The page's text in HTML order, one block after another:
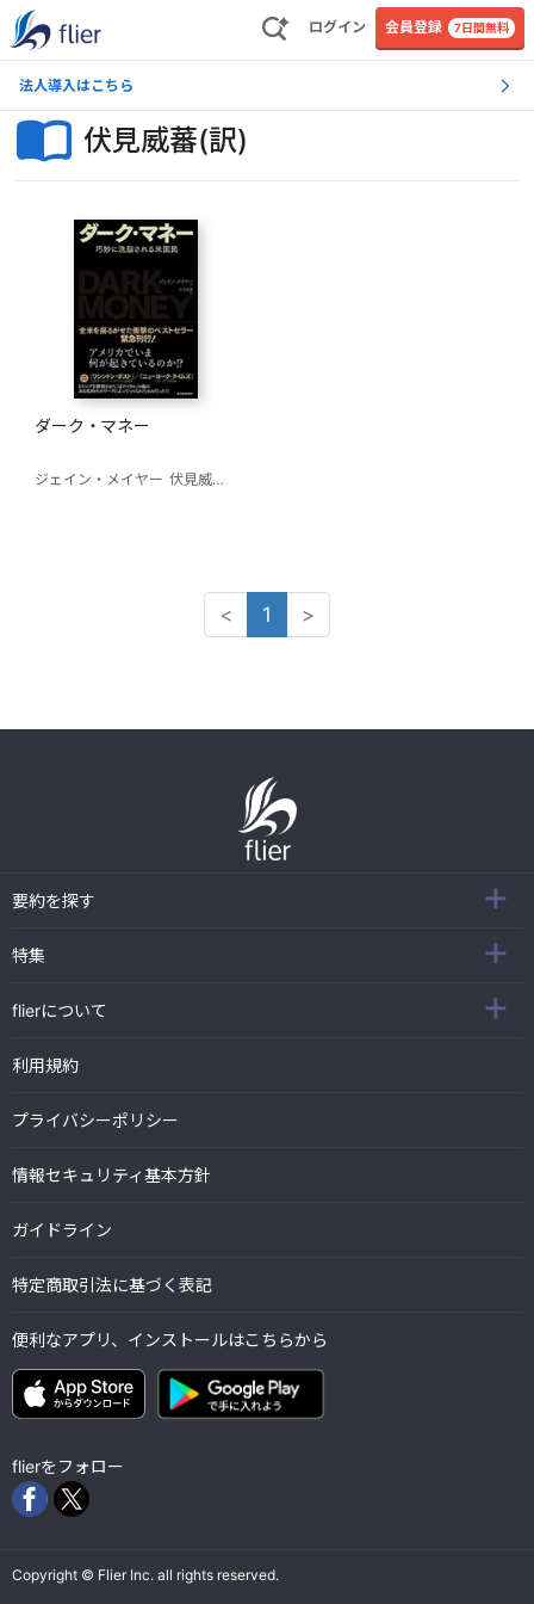
ログイン 会員登録 7日間無料
法人導入はこちら
伏見威蕃(訳)
ダーク・マネー
ジェイン・メイヤー 伏見威蕃(訳)
< 1 >
要約を探す
特集
flierについて
利用規約
プライバシーポリシー
情報セキュリティ基本方針
ガイドライン
特定商取引法に基づく表記
便利なアプリ、インストールはこちらから
flierをフォロー
Copyright © Flier Inc. all rights reserved.